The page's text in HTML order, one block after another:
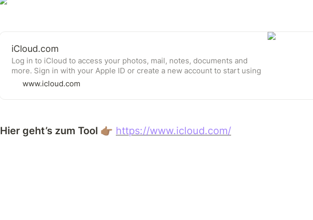
iCloud.com
Log in to iCloud to access your photos, mail, notes, documents and
more. Sign in with your Apple ID or create a new account to start using
Apple services.
www.icloud.com
Hier geht’s zum Tool 👉🏽 https://www.icloud.com/